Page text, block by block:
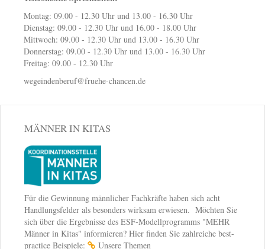
Montag: 09.00 - 12.30 Uhr und 13.00 - 16.30 Uhr
Dienstag: 09.00 - 12.30 Uhr und 16.00 - 18.00 Uhr
Mittwoch: 09.00 - 12.30 Uhr und 13.00 - 16.30 Uhr
Donnerstag: 09.00 - 12.30 Uhr und 13.00 - 16.30 Uhr
Freitag: 09.00 - 12.30 Uhr
wegeindenberuf@fruehe-chancen.de
MÄNNER IN KITAS
Für die Gewinnung männlicher Fachkräfte haben sich acht
Handlungsfelder als besonders wirksam erwiesen. Möchten Sie
sich über die Ergebnisse des ESF-Modellprogramms "MEHR
Männer in Kitas" informieren? Hier finden Sie zahlreiche best-
practice Beispiele:
Unsere Themen